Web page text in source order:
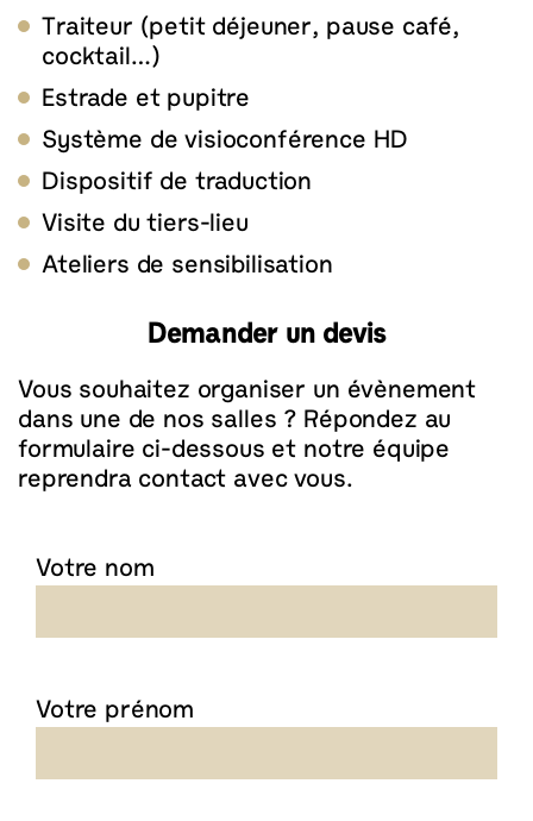
Traiteur (petit déjeuner, pause café,
cocktail…)
Estrade et pupitre
Système de visioconférence HD
Dispositif de traduction
Visite du tiers-lieu
Ateliers de sensibilisation
Demander un devis
Vous souhaitez organiser un évènement
dans une de nos salles ? Répondez au
formulaire ci-dessous et notre équipe
reprendra contact avec vous.
Votre nom
Votre prénom